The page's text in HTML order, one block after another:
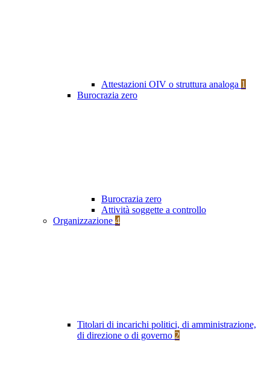
Attestazioni OIV o struttura analoga 1
Burocrazia zero
Burocrazia zero
Attività soggette a controllo
Organizzazione 4
Titolari di incarichi politici, di amministrazione,
di direzione o di governo 2